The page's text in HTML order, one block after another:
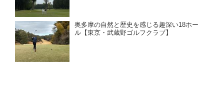
奥多摩の自然と歴史を感じる趣深い18ホー
ル【東京・武蔵野ゴルフクラブ】